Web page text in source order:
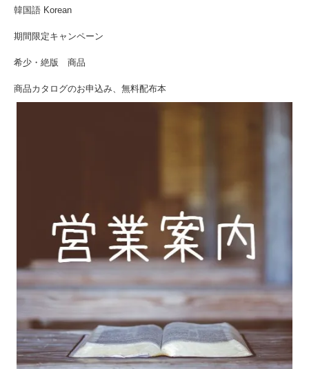
韓国語 Korean
期間限定キャンペーン
希少・絶版 商品
商品カタログのお申込み、無料配布本